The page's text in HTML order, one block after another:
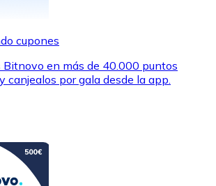
cupones
Bitnovo en más de 40.000 puntos
canjealos por gala desde la app.